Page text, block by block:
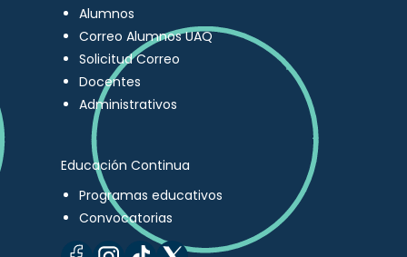
Alumnos
Correo Alumnos UAQ
Solicitud Correo
Docentes
Administrativos
Educación Continua
Programas educativos
Convocatorias